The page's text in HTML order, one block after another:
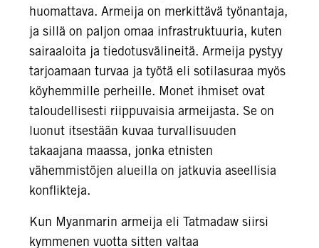
huomattava. Armeija on merkittävä työnantaja,
ja sillä on paljon omaa infrastruktuuria, kuten
sairaaloita ja tiedotusvälineitä. Armeija pystyy
tarjoamaan turvaa ja työtä eli sotilasuraa myös
köyhemmille perheille. Monet ihmiset ovat
taloudellisesti riippuvaisia armeijasta. Se on
luonut itsestään kuvaa turvallisuuden
takaajana maassa, jonka etnisten
vähemmistöjen alueilla on jatkuvia aseellisia
konflikteja.
Kun Myanmarin armeija eli Tatmadaw siirsi
kymmenen vuotta sitten valtaa